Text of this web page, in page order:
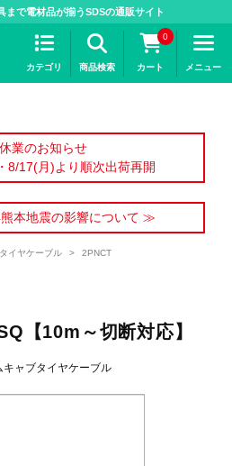
まで電材品が揃うSDSの通販サイト
カテゴリ 商品検索
0
カート メニュー
業のお知らせ
8/17(月)より順次出荷再開
熊本地震の影響について ≫
イヤケーブル > 2PNCT
【10m～切断対応】
ャブタイヤケーブル